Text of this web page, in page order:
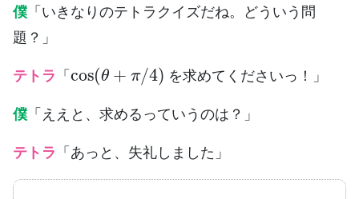
僕 「いきなりのテトラクイズだね。どういう問
題？」
テトラ 「
( 4
を求めてくださいっ！」
僕 「ええと、求めるっていうのは？」
テトラ 「あっと、失礼しました」